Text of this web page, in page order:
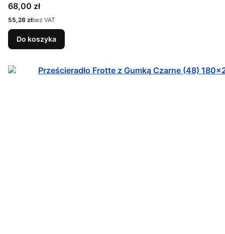
Cena
68,00 zł
Cena
55,28 złbez VAT
Do koszyka